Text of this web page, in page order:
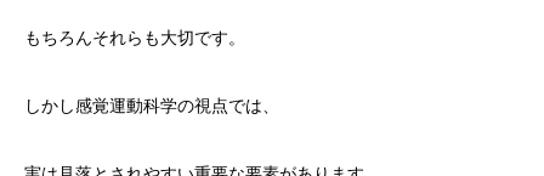
もちろんそれらも大切です。
しかし感覚運動科学の視点では、